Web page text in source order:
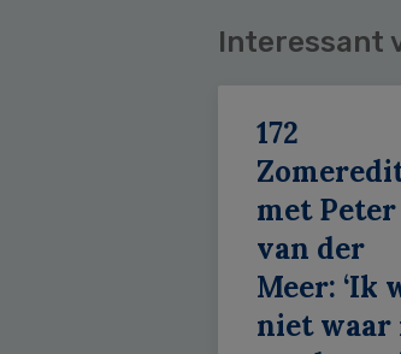
Interessant
172
met Peter
van der
Meer: ‘Ik
niet waar